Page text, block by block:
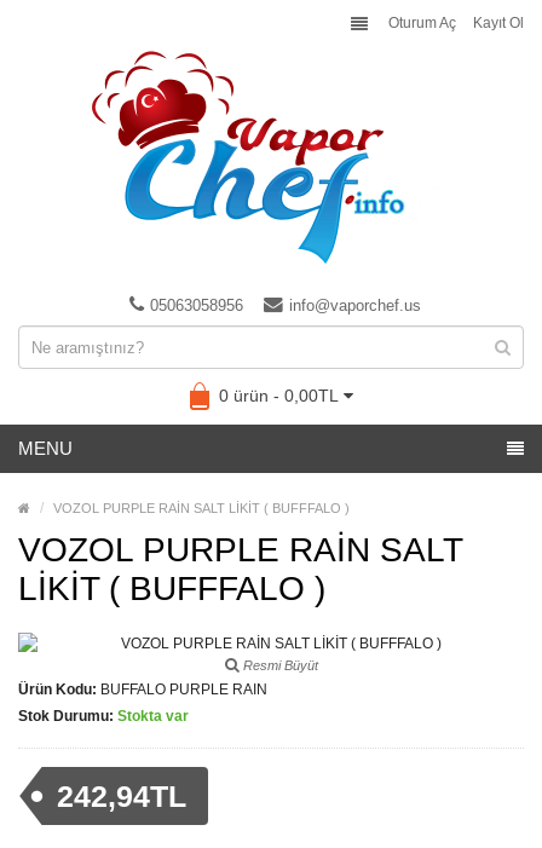
Oturum Aç Kayıt Ol
05063058956 info@vaporchef.us
0 ürün - 0,00TL
MENU
VOZOL PURPLE RAİN SALT LİKİT ( BUFFFALO )
VOZOL PURPLE RAİN SALT
LİKİT ( BUFFFALO )
Resmi Büyüt
Ürün Kodu: BUFFALO PURPLE RAIN
Stok Durumu: Stokta var
242,94TL